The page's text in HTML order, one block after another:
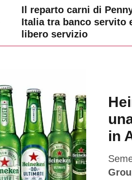
Il reparto carni di
Italia tra banco servito
libero servizio
in